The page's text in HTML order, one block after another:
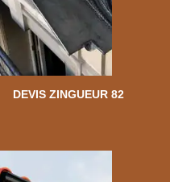
DEVIS ZINGUEUR 82